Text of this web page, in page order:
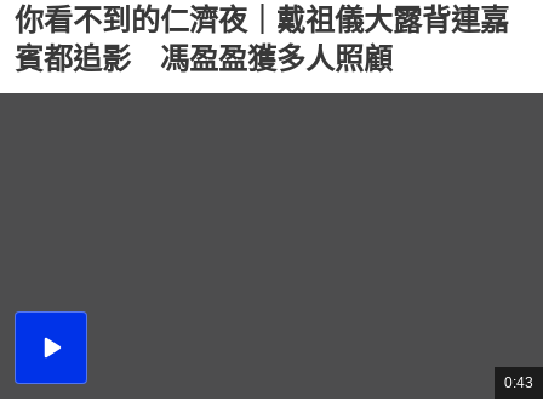
你看不到的仁濟夜｜戴祖儀大露背連嘉
賓都追影 馮盈盈獲多人照顧
播
總
共
0:43